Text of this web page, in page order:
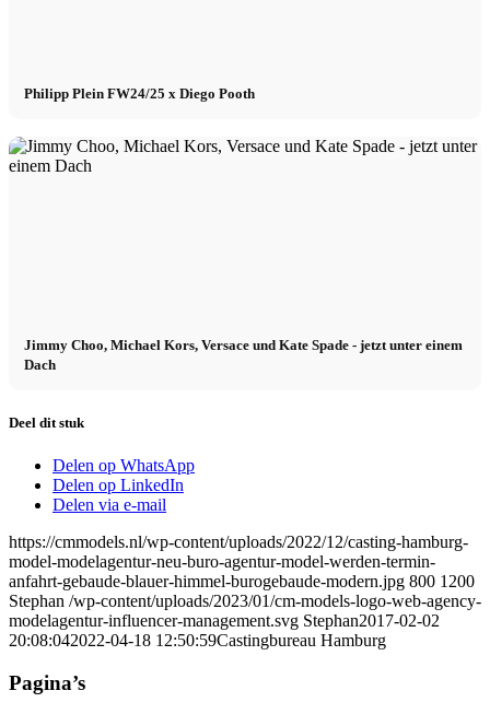
Philipp Plein FW24/25 x Diego Pooth
Jimmy Choo, Michael Kors, Versace und Kate Spade - jetzt unter einem
Dach
Deel dit stuk
Delen op WhatsApp
Delen op LinkedIn
Delen via e-mail
https://cmmodels.nl/wp-content/uploads/2022/12/casting-hamburg-
model-modelagentur-neu-buro-agentur-model-werden-termin-
anfahrt-gebaude-blauer-himmel-burogebaude-modern.jpg 800 1200
Stephan /wp-content/uploads/2023/01/cm-models-logo-web-agency-
modelagentur-influencer-management.svg Stephan2017-02-02
20:08:042022-04-18 12:50:59Castingbureau Hamburg
Pagina’s